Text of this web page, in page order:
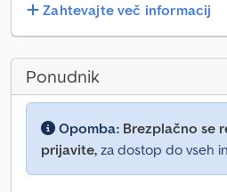
Zahtevajte več informacij
Ponudnik
Opomba: Brezplačno se
prijavite, za dostop do vseh